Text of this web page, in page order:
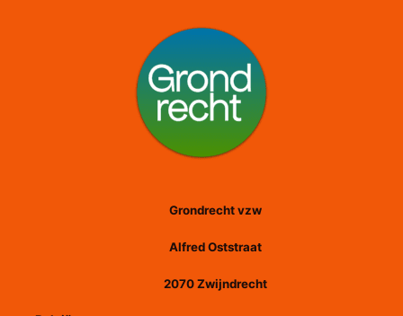
Grondrecht vzw
Alfred Oststraat
2070 Zwijndrecht